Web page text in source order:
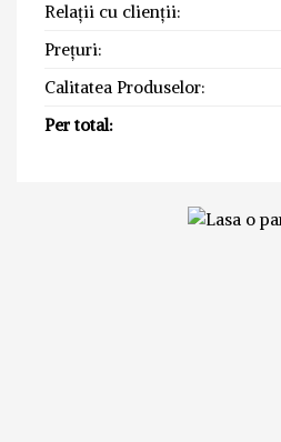
Relații cu clienții:
Prețuri:
Calitatea Produselor:
Per total: